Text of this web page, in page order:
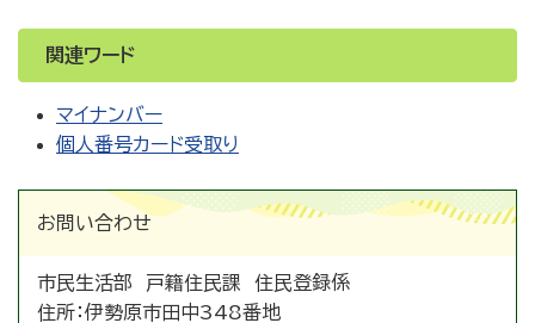
関連ワード
マイナンバー
個人番号カード受取り
お問い合わせ
市民生活部 戸籍住民課 住民登録係
住所：伊勢原市田中348番地